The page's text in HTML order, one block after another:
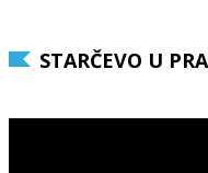
STARČEVO U